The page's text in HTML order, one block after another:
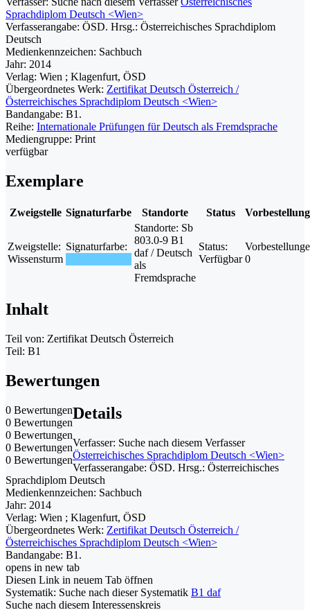
Sprachdiplom Deutsch <Wien>
Verfasserangabe: ÖSD. Hrsg.: Österreichisches Sprachdiplom
Deutsch
Medienkennzeichen: Sachbuch
Jahr: 2014
Verlag: Wien ; Klagenfurt, ÖSD
Übergeordnetes Werk: Zertifikat Deutsch Österreich /
Österreichisches Sprachdiplom Deutsch <Wien>
Bandangabe: B1.
Reihe: Internationale Prüfungen für Deutsch als Fremdsprache
Mediengruppe: Print
verfügbar
Exemplare
Zweigstelle Signaturfarbe Standorte Status
Zweigstelle:
Wissensturm
Signaturfarbe:
Standorte: Sb
803.0-9 B1
daf / Deutsch
als
Fremdsprache
Status:
Verfügbar 0
Inhalt
Teil von: Zertifikat Deutsch Österreich
Teil: B1
Bewertungen
0 Bewertungen
0 Bewertungen
0 Bewertungen
0 Bewertungen
0 Bewertungen
Details
Verfasser: Suche nach diesem Verfasser
Österreichisches Sprachdiplom Deutsch <Wien>
Verfasserangabe: ÖSD. Hrsg.: Österreichisches
Sprachdiplom Deutsch
Medienkennzeichen: Sachbuch
Jahr: 2014
Verlag: Wien ; Klagenfurt, ÖSD
Übergeordnetes Werk: Zertifikat Deutsch Österreich /
Österreichisches Sprachdiplom Deutsch <Wien>
Bandangabe: B1.
opens in new tab
Diesen Link in neuem Tab öffnen
Systematik: Suche nach dieser Systematik B1 daf
Suche nach diesem Interessenskreis